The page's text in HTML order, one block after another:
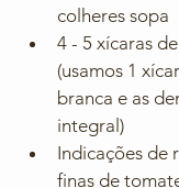
colheres sopa
4 - 5 xícaras
(usamos 1
branca e as
integral)
Indicações de
finas de